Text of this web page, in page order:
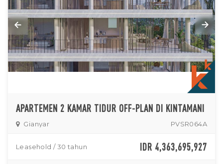
APARTEMEN 2 KAMAR TIDUR OFF-PLAN DI KINTAMANI
Gianyar PVSR064A
Leasehold / 30 tahun IDR 4,363,695,927